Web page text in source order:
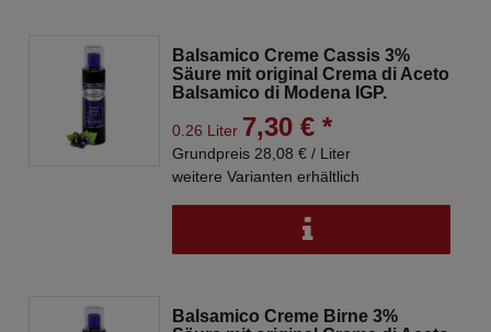
Balsamico Creme Cassis 3%
Säure mit original Crema di Aceto
Balsamico di Modena IGP.
0.26 Liter 7,30 € *
Grundpreis 28,08 € / Liter
weitere Varianten erhältlich
Balsamico Creme Birne 3%